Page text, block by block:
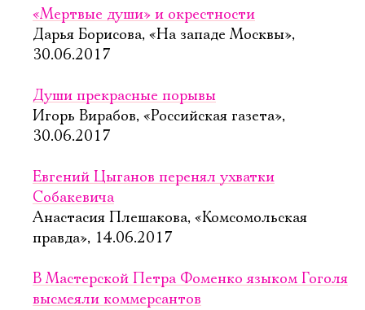
«Мертвые души» и окрестности
Дарья Борисова, «На западе Москвы»,
30.06.2017
Души прекрасные порывы
Игорь Вирабов, «Российская газета»,
30.06.2017
Евгений Цыганов перенял ухватки
Собакевича
Анастасия Плешакова, «Комсомольская
правда», 14.06.2017
В Мастерской Петра Фоменко языком Гоголя
высмеяли коммерсантов